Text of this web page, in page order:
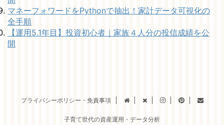
マネーフォワードをPythonで抽出！家計データ可視化の
全手順
【運用5.1年目】投資初心者｜家族４人分の投信成績を公
開
プライバシーポリシー・免責事項
子育て世代の資産運用・データ分析